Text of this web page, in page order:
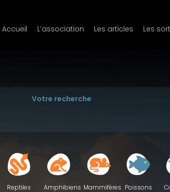
Accueil L’association Les articles Les
Votre recherche
Reptiles Amphibiens Mammifères Poissons